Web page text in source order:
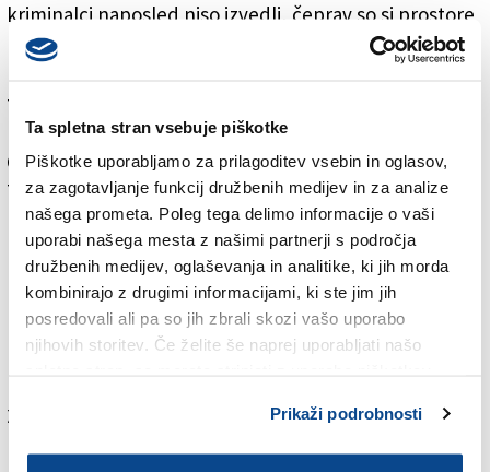
Ta spletna stran vsebuje piškotke
Piškotke uporabljamo za prilagoditev vsebin in oglasov,
za zagotavljanje funkcij družbenih medijev in za analize
našega prometa. Poleg tega delimo informacije o vaši
uporabi našega mesta z našimi partnerji s področja
družbenih medijev, oglaševanja in analitike, ki jih morda
kombinirajo z drugimi informacijami, ki ste jim jih
posredovali ali pa so jih zbrali skozi vašo uporabo
njihovih storitev. Če želite še naprej uporabljati našo
Prikaži podrobnosti
kriminalci naposled niso izvedli, čeprav so si prostore
predhodno ogledali, pravijo karabinjerji. Tolpa pa je
med decembrom 2016 in novembrom 2017 plenila
tudi v krajih Casarsa della Delizia (na pošti), Cessalto
(v poslovalnici banke Monte dei Paschi di Siena),
Ceggia pri Benetkah in San Biagio di Callalta pri
Trevisu. V zadnjem primeru, 2. decembra lani, so
karabinjerji presenetili roparje in jih vseh pet aretirali.
Danes zjutraj so jih prijeli še devet, in sicer v
pokrajinah Brindisi (Apulija) in Reggio Emilia (Emilija-
Romagna). Osumljeni so hudodelskega združevanja z
namenom izvajanja ropov, posedovanja orožja in
Za branje in pisanje komentarjevje potrebna prijava